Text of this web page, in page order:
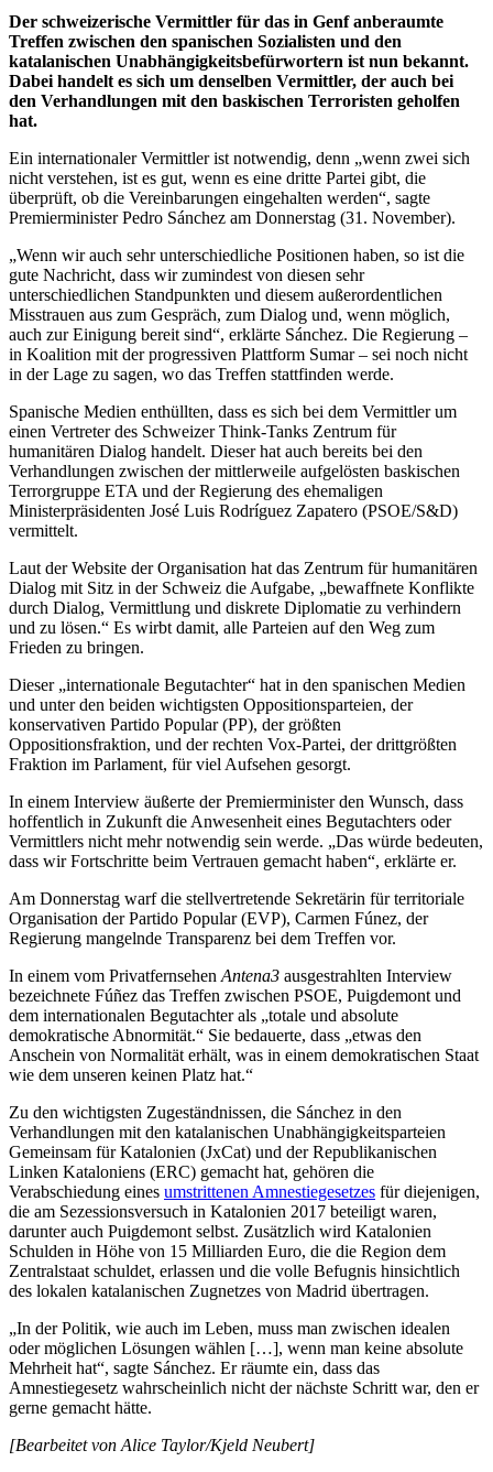
Der schweizerische Vermittler für das in Genf anberaumte
Treffen zwischen den spanischen Sozialisten und den
katalanischen Unabhängigkeitsbefürwortern ist nun bekannt.
Dabei handelt es sich um denselben Vermittler, der auch bei
den Verhandlungen mit den baskischen Terroristen geholfen
hat.
Ein internationaler Vermittler ist notwendig, denn „wenn zwei sich
nicht verstehen, ist es gut, wenn es eine dritte Partei gibt, die
überprüft, ob die Vereinbarungen eingehalten werden“, sagte
Premierminister Pedro Sánchez am Donnerstag (31. November).
„Wenn wir auch sehr unterschiedliche Positionen haben, so ist die
gute Nachricht, dass wir zumindest von diesen sehr
unterschiedlichen Standpunkten und diesem außerordentlichen
Misstrauen aus zum Gespräch, zum Dialog und, wenn möglich,
auch zur Einigung bereit sind“, erklärte Sánchez. Die Regierung –
in Koalition mit der progressiven Plattform Sumar – sei noch nicht
in der Lage zu sagen, wo das Treffen stattfinden werde.
Spanische Medien enthüllten, dass es sich bei dem Vermittler um
einen Vertreter des Schweizer Think-Tanks Zentrum für
humanitären Dialog handelt. Dieser hat auch bereits bei den
Verhandlungen zwischen der mittlerweile aufgelösten baskischen
Terrorgruppe ETA und der Regierung des ehemaligen
Ministerpräsidenten José Luis Rodríguez Zapatero (PSOE/S&D)
vermittelt.
Laut der Website der Organisation hat das Zentrum für humanitären
Dialog mit Sitz in der Schweiz die Aufgabe, „bewaffnete Konflikte
durch Dialog, Vermittlung und diskrete Diplomatie zu verhindern
und zu lösen.“ Es wirbt damit, alle Parteien auf den Weg zum
Frieden zu bringen.
Dieser „internationale Begutachter“ hat in den spanischen Medien
und unter den beiden wichtigsten Oppositionsparteien, der
konservativen Partido Popular (PP), der größten
Oppositionsfraktion, und der rechten Vox-Partei, der drittgrößten
Fraktion im Parlament, für viel Aufsehen gesorgt.
In einem Interview äußerte der Premierminister den Wunsch, dass
hoffentlich in Zukunft die Anwesenheit eines Begutachters oder
Vermittlers nicht mehr notwendig sein werde. „Das würde bedeuten,
dass wir Fortschritte beim Vertrauen gemacht haben“, erklärte er.
Am Donnerstag warf die stellvertretende Sekretärin für territoriale
Organisation der Partido Popular (EVP), Carmen Fúnez, der
Regierung mangelnde Transparenz bei dem Treffen vor.
In einem vom Privatfernsehen Antena3 ausgestrahlten Interview
bezeichnete Fúñez das Treffen zwischen PSOE, Puigdemont und
dem internationalen Begutachter als „totale und absolute
demokratische Abnormität.“ Sie bedauerte, dass „etwas den
Anschein von Normalität erhält, was in einem demokratischen Staat
wie dem unseren keinen Platz hat.“
Zu den wichtigsten Zugeständnissen, die Sánchez in den
Verhandlungen mit den katalanischen Unabhängigkeitsparteien
Gemeinsam für Katalonien (JxCat) und der Republikanischen
Linken Kataloniens (ERC) gemacht hat, gehören die
Verabschiedung eines umstrittenen Amnestiegesetzes für diejenigen,
die am Sezessionsversuch in Katalonien 2017 beteiligt waren,
darunter auch Puigdemont selbst. Zusätzlich wird Katalonien
Schulden in Höhe von 15 Milliarden Euro, die die Region dem
Zentralstaat schuldet, erlassen und die volle Befugnis hinsichtlich
des lokalen katalanischen Zugnetzes von Madrid übertragen.
„In der Politik, wie auch im Leben, muss man zwischen idealen
oder möglichen Lösungen wählen […], wenn man keine absolute
Mehrheit hat“, sagte Sánchez. Er räumte ein, dass das
Amnestiegesetz wahrscheinlich nicht der nächste Schritt war, den er
gerne gemacht hätte.
[Bearbeitet von Alice Taylor/Kjeld Neubert]